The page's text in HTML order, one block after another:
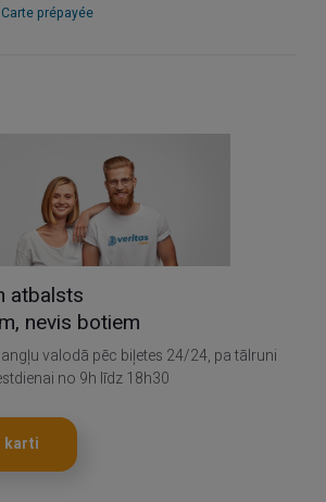
Carte prépayée
atbalsts
nevis botiem
valodā pēc biļetes 24/24, pa tālruni
no 9h līdz 18h30
karti